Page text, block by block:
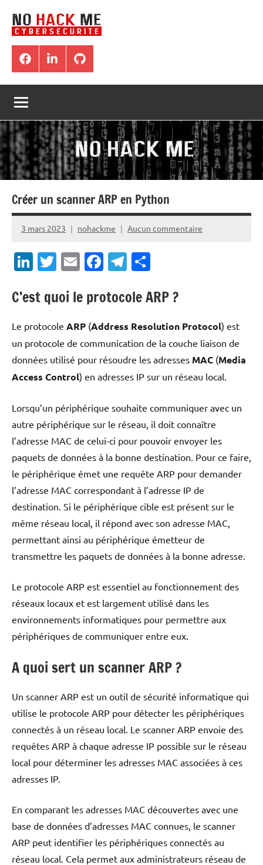
Blog
NoHackMe
les
tutoriels
traitant
de
hacking,
sécurité,
pentest,
Bug
FacebookLinkedInGithub
Créer un scanner ARP en Python
3 mars 2023 nohackme Aucun commentaire
LinkedIn
Twitter
EmailFacebook
Telegram
C’est quoi le protocole ARP ?
Le protocole ARP (Address Resolution Protocol) est
un protocole de communication de la couche liaison de
données utilisé pour résoudre les adresses MAC (Media
Access Control) en adresses IP sur un réseau local.
Lorsqu’un périphérique souhaite communiquer avec un
autre périphérique sur le réseau, il doit connaître
l’adresse MAC de celui-ci pour pouvoir envoyer les
paquets de données à la bonne destination. Pour ce faire,
le périphérique émet une requête ARP pour demander
l’adresse MAC correspondant à l’adresse IP de
destination. Si le périphérique cible est présent sur le
même réseau local, il répond avec son adresse MAC,
permettant ainsi au périphérique émetteur de
transmettre les paquets de données à la bonne adresse.
Le protocole ARP est essentiel au fonctionnement des
réseaux locaux et est largement utilisé dans les
environnements informatiques pour permettre aux
périphériques de communiquer entre eux.
A quoi sert un scanner ARP ?
Un scanner ARP est un outil de sécurité informatique qui
utilise le protocole ARP pour détecter les périphériques
connectés à un réseau local. Le scanner ARP envoie des
requêtes ARP à chaque adresse IP possible sur le réseau
local pour déterminer les adresses MAC associées à ces
adresses IP.
En comparant les adresses MAC découvertes avec une
base de données d’adresses MAC connues, le scanner
ARP peut identifier les périphériques connectés au
réseau local. Cela permet aux administrateurs réseau de